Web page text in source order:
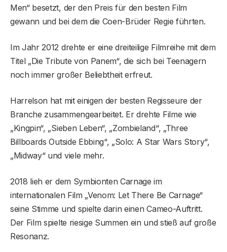
Men“ besetzt, der den Preis für den besten Film
gewann und bei dem die Coen-Brüder Regie führten.
Im Jahr 2012 drehte er eine dreiteilige Filmreihe mit dem
Titel „Die Tribute von Panem“, die sich bei Teenagern
noch immer großer Beliebtheit erfreut.
Harrelson hat mit einigen der besten Regisseure der
Branche zusammengearbeitet. Er drehte Filme wie
„Kingpin“, „Sieben Leben“, „Zombieland“, „Three
Billboards Outside Ebbing“, „Solo: A Star Wars Story“,
„Midway“ und viele mehr.
2018 lieh er dem Symbionten Carnage im
internationalen Film „Venom: Let There Be Carnage“
seine Stimme und spielte darin einen Cameo-Auftritt.
Der Film spielte riesige Summen ein und stieß auf große
Resonanz.